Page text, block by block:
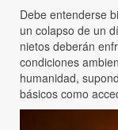
Debe entenderse
un colapso de un
nietos deberán
condiciones
humanidad,
básicos como